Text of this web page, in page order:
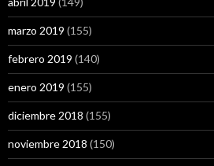
marzo 2019 (155)
febrero 2019 (140)
enero 2019 (155)
diciembre 2018 (155)
noviembre 2018 (150)